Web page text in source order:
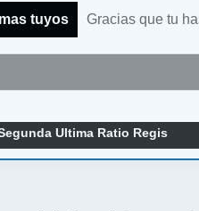
tuyos Gracias que tu
Ultima Ratio Regis